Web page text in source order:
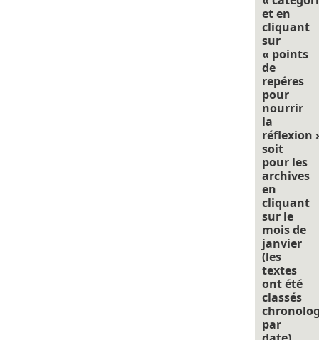
et en
cliquant
sur
« points
de
repéres
pour
nourrir
la
réflexion
soit
pour les
archives
en
cliquant
sur le
mois de
janvier
(les
textes
ont été
classés
par